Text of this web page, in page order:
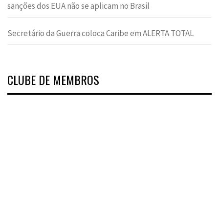
sanções dos EUA não se aplicam no Brasil
Secretário da Guerra coloca Caribe em ALERTA TOTAL
CLUBE DE MEMBROS